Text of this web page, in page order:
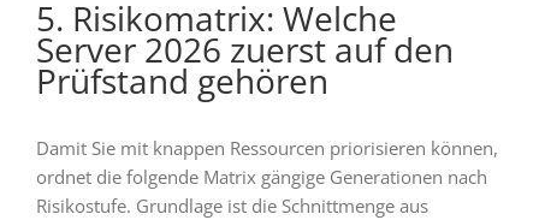
5. Risikomatrix: Welche
Server 2026 zuerst auf den
Prüfstand gehören
Damit Sie mit knappen Ressourcen priorisieren können,
ordnet die folgende Matrix gängige Generationen nach
Risikostufe. Grundlage ist die Schnittmenge aus